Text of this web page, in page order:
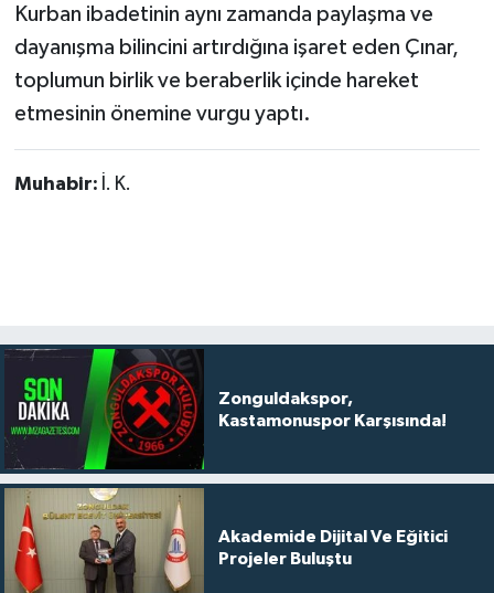
Kurban ibadetinin aynı zamanda paylaşma ve
dayanışma bilincini artırdığına işaret eden Çınar,
toplumun birlik ve beraberlik içinde hareket
etmesinin önemine vurgu yaptı.
Muhabir: İ. K.
Zonguldakspor,
Kastamonuspor Karşısında!
Akademide Dijital Ve Eğitici
Projeler Buluştu